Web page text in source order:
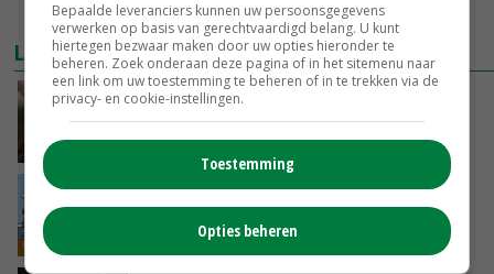
MEER MARKTPRIJZEN
LAATSTE NIEUWS
‘Samenwerking A-ware en Amalthea gaat
zorgen voor meer balans’
GISTEREN, 16:01
Internationale vraag naar geitenzuivel blijft
GISTEREN, 15:33
Bepaalde leveranciers kunnen uw persoonsgegevens
verwerken op basis van gerechtvaardigd belang. U kunt
hiertegen bezwaar maken door uw opties hieronder te
beheren. Zoek onderaan deze pagina of in het sitemenu naar
een link om uw toestemming te beheren of in te trekken via de
privacy- en cookie-instellingen.
Toestemming
Opties beheren